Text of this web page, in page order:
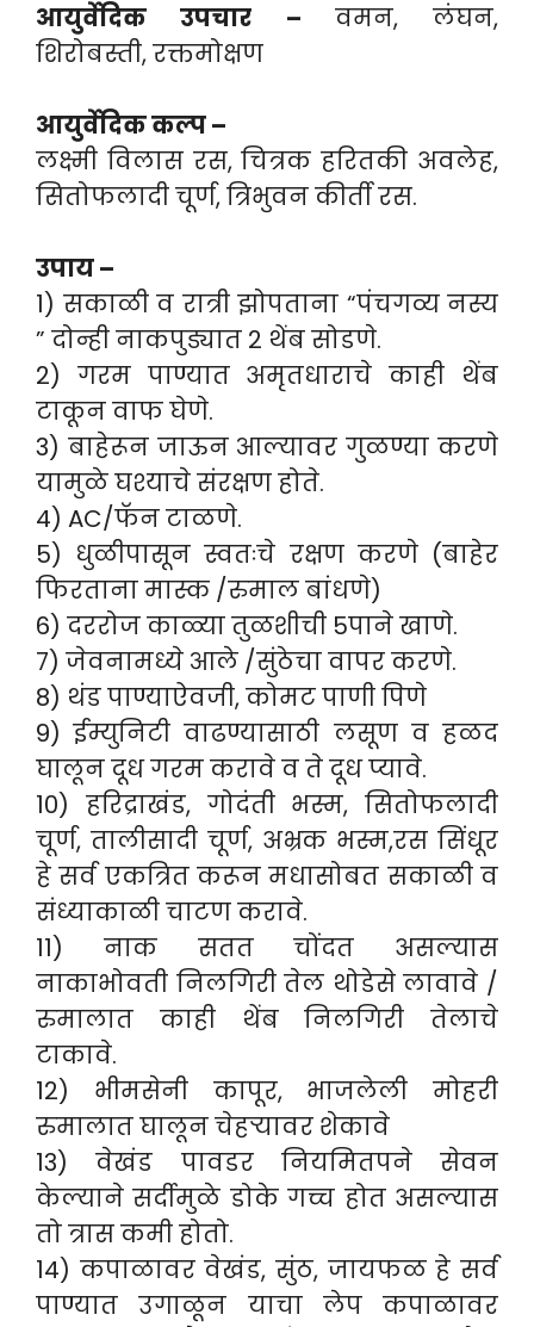
आयुर्वेदिक उपचार – वमन, लंघन,
शिरोबस्ती, रक्तमोक्षण
आयुर्वेदिक कल्प –
लक्ष्मी विलास रस, चित्रक हरितकी अवलेह,
सितोफलादी चूर्ण, त्रिभुवन कीर्ती रस.
उपाय –
1) सकाळी व रात्री झोपताना “पंचगव्य नस्य
” दोन्ही नाकपुड्यात 2 थेंब सोडणे.
2) गरम पाण्यात अमृतधाराचे काही थेंब
टाकून वाफ घेणे.
3) बाहेरून जाऊन आल्यावर गुळण्या करणे
यामुळे घश्याचे संरक्षण होते.
4) AC/फॅन टाळणे.
5) धुळीपासून स्वतःचे रक्षण करणे (बाहेर
फिरताना मास्क /रुमाल बांधणे)
6) दररोज काळ्या तुळशीची 5पाने खाणे.
7) जेवनामध्ये आले /सुंठेचा वापर करणे.
8) थंड पाण्याऐवजी, कोमट पाणी पिणे
9) ईम्युनिटी वाढण्यासाठी लसूण व हळद
घालून दूध गरम करावे व ते दूध प्यावे.
10) हरिद्राखंड, गोदंती भस्म, सितोफलादी
चूर्ण, तालीसादी चूर्ण, अभ्रक भस्म,रस सिंधूर
हे सर्व एकत्रित करून मधासोबत सकाळी व
संध्याकाळी चाटण करावे.
11) नाक सतत चोंदत असल्यास
नाकाभोवती निलगिरी तेल थोडेसे लावावे /
रुमालात काही थेंब निलगिरी तेलाचे
टाकावे.
12) भीमसेनी कापूर, भाजलेली मोहरी
रुमालात घालून चेहऱ्यावर शेकावे
13) वेखंड पावडर नियमितपने सेवन
केल्याने सर्दीमुळे डोके गच्च होत असल्यास
तो त्रास कमी होतो.
14) कपाळावर वेखंड, सुंठ, जायफळ हे सर्व
पाण्यात उगाळून याचा लेप कपाळावर